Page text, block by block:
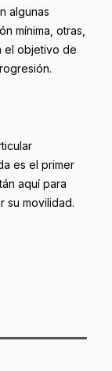
algunas
mínima, otras,
el objetivo de
es el primer
aquí para
su movilidad.